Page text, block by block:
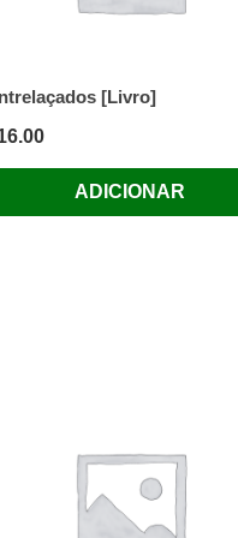
[Livro]
ADICIONAR